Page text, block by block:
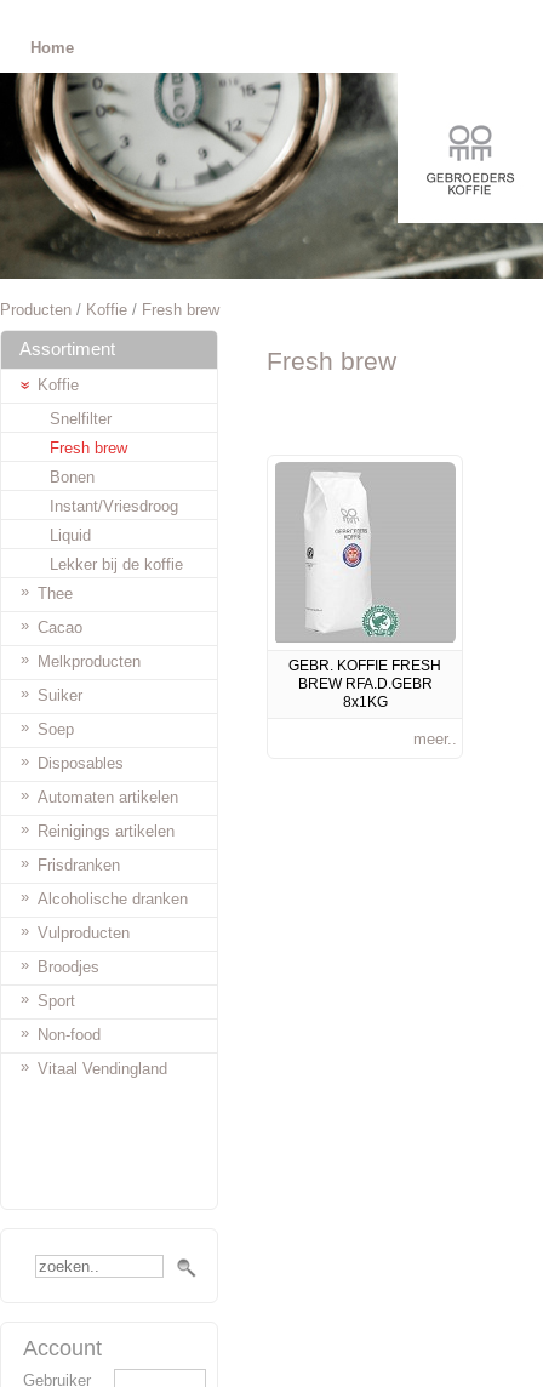
Home
Producten / Koffie / Fresh brew
Assortiment
Koffie
Snelfilter
Fresh brew
Bonen
Instant/Vriesdroog
Liquid
Lekker bij de koffie
» Thee
» Cacao
» Melkproducten
» Suiker
» Soep
» Disposables
» Automaten artikelen
» Reinigings artikelen
» Frisdranken
» Alcoholische dranken
» Vulproducten
» Broodjes
» Sport
» Non-food
» Vitaal Vendingland
Account
Gebruiker
Fresh brew
GEBR. KOFFIE FRESH
BREW RFA.D.GEBR
8x1KG
meer..